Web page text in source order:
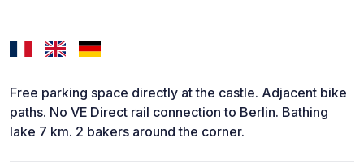
Free parking space directly at the castle. Adjacent bike
paths. No VE Direct rail connection to Berlin. Bathing
lake 7 km. 2 bakers around the corner.